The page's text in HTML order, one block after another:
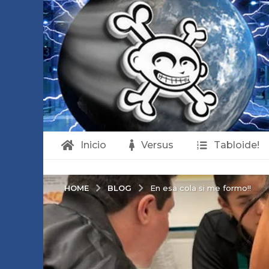
Inicio Versus Tabloide!
HOME BLOG En esa cola si me formo!!